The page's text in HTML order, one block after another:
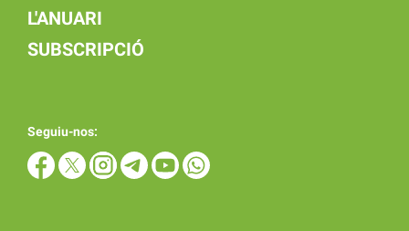
L'ANUARI
SUBSCRIPCIÓ
Seguiu-nos: